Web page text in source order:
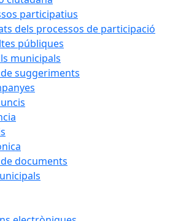
participatius
dels processos de participació
públiques
municipals
suggeriments
documents